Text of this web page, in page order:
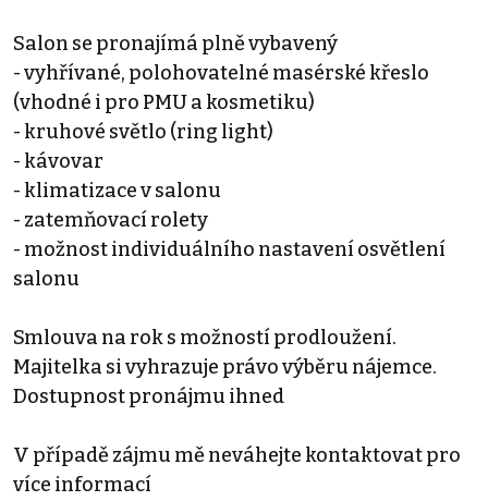
Salon se pronajímá plně vybavený
- vyhřívané, polohovatelné masérské křeslo
(vhodné i pro PMU a kosmetiku)
- kruhové světlo (ring light)
- kávovar
- klimatizace v salonu
- zatemňovací rolety
- možnost individuálního nastavení osvětlení
salonu
Smlouva na rok s možností prodloužení.
Majitelka si vyhrazuje právo výběru nájemce.
Dostupnost pronájmu ihned
V případě zájmu mě neváhejte kontaktovat pro
více informací